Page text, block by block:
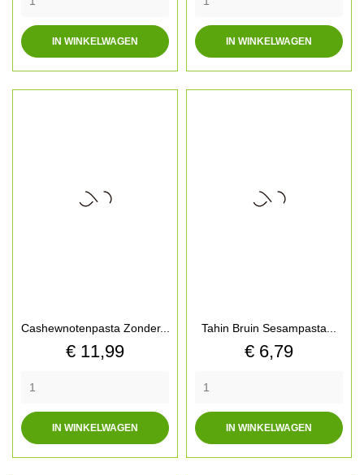
IN WINKELWAGEN IN WINKELWAGEN
Cashewnotenpasta Zonder...
Prijs
€ 11,99
IN WINKELWAGEN
Tahin Bruin Sesampasta...
Prijs
€ 6,79
IN WINKELWAGEN